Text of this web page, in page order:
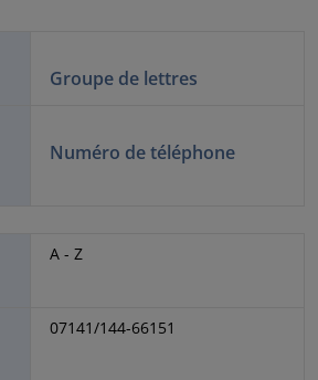
Groupe de lettres
Numéro de téléphone
A - Z
07141/144-66151